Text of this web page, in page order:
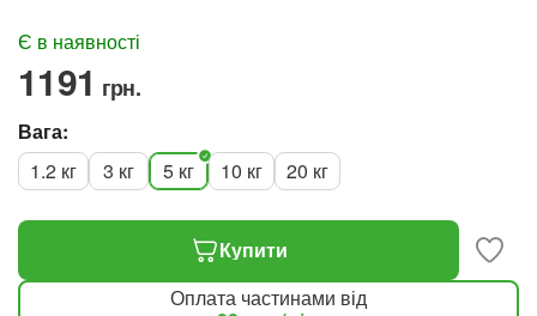
‍1191‍ грн.
Є в наявності
Вага:
1.2 кг
3 кг 5 кг 10 кг 20 кг
Купити
Оплата частинами від